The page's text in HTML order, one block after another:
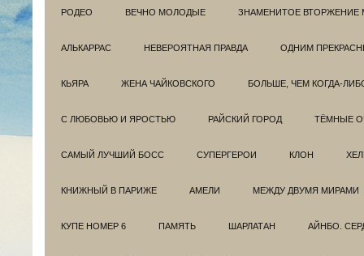
РОДЕО ВЕЧНО МОЛОДЫЕ ЗНАМЕНИТОЕ ВТОРЖЕНИЕ
АЛЬКАРРАС НЕВЕРОЯТНАЯ ПРАВДА ОДНИМ
КЬЯРА ЖЕНА ЧАЙКОВСКОГО БОЛЬШЕ, ЧЕМ КОГДА-
С ЛЮБОВЬЮ И ЯРОСТЬЮ РАЙСКИЙ ГОРОД ТЁМНЫЕ
САМЫЙ ЛУЧШИЙ БОСС СУПЕРГЕРОИ КЛОН
КНИЖНЫЙ В ПАРИЖЕ АМЕЛИ МЕЖДУ ДВУМЯ МИРАМИ
КУПЕ НОМЕР 6 ПАМЯТЬ ШАРЛАТАН АЙНБО.